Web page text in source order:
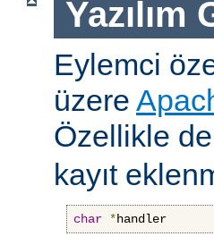
Eylemci
üzere
Özellikle
kayıt
char *handler